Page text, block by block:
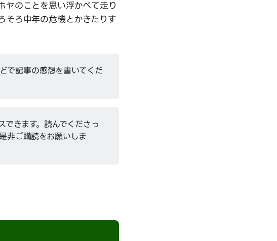
ヤのことを思い浮かべて走り
そろ中年の危機とかきたりす
記事の感想を書いてくだ
できます。読んでくださっ
非ご購読をお願いしま